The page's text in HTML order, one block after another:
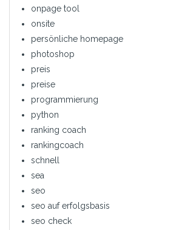
onpage tool
onsite
persönliche homepage
photoshop
preis
preise
programmierung
python
ranking coach
rankingcoach
schnell
sea
seo
seo auf erfolgsbasis
seo check